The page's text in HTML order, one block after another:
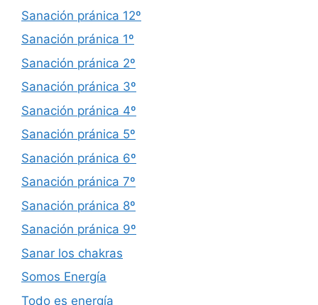
Sanación pránica 12º
Sanación pránica 1º
Sanación pránica 2º
Sanación pránica 3º
Sanación pránica 4º
Sanación pránica 5º
Sanación pránica 6º
Sanación pránica 7º
Sanación pránica 8º
Sanación pránica 9º
Sanar los chakras
Somos Energía
Todo es energía